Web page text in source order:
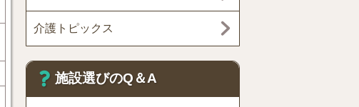
介護トピックス
施設選びのQ＆A